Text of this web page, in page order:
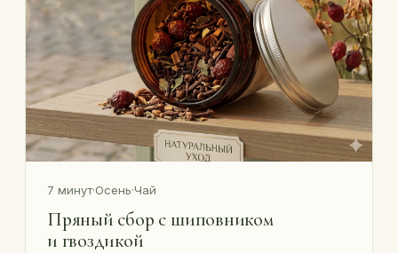
7 минут·Осень·Чай
Пряный сбор с шиповником
и гвоздикой